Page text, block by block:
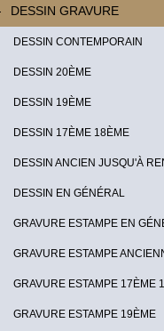
DESSIN GRAVURE
DESSIN CONTEMPORAIN
DESSIN 20ÈME
DESSIN 19ÈME
DESSIN 17ÈME 18ÈME
DESSIN ANCIEN JUSQU'À
DESSIN EN GÉNÉRAL
GRAVURE ESTAMPE EN
GRAVURE ESTAMPE
GRAVURE ESTAMPE 17ÈME
GRAVURE ESTAMPE 19ÈME